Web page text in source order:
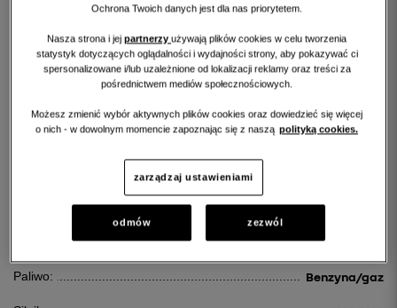
RENAULT CAPTUR
83 700 PLN
Paliwo: Benzyna/gaz
Ochrona Twoich danych jest dla nas priorytetem.
Nasza strona i jej partnerzy używają plików cookies w celu tworzenia
statystyk dotyczących oglądalności i wydajności strony, aby pokazywać ci
spersonalizowane i/lub uzależnione od lokalizacji reklamy oraz treści za
pośrednictwem mediów społecznościowych.
Możesz zmienić wybór aktywnych plików cookies oraz dowiedzieć się więcej
o nich - w dowolnym momencie zapoznając się z naszą polityką cookies.
zarządzaj ustawieniami
odmów zezwól